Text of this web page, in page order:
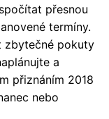
přesnou
termíny.
zbytečné pokuty
a
přiznáním 2018
nebo